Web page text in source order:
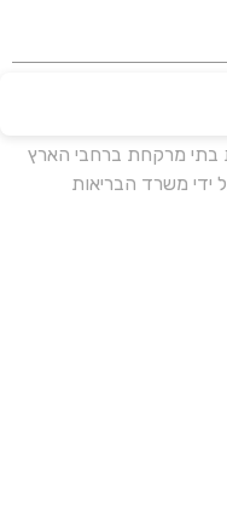
בתי מרקחת ברחבי הארץ
ידי משרד הבריאות